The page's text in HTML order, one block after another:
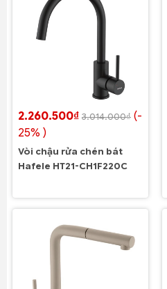
2.260.500₫ 3.014.000₫ (-
25% )
Vòi chậu rửa chén bát
Hafele HT21-CH1F220C